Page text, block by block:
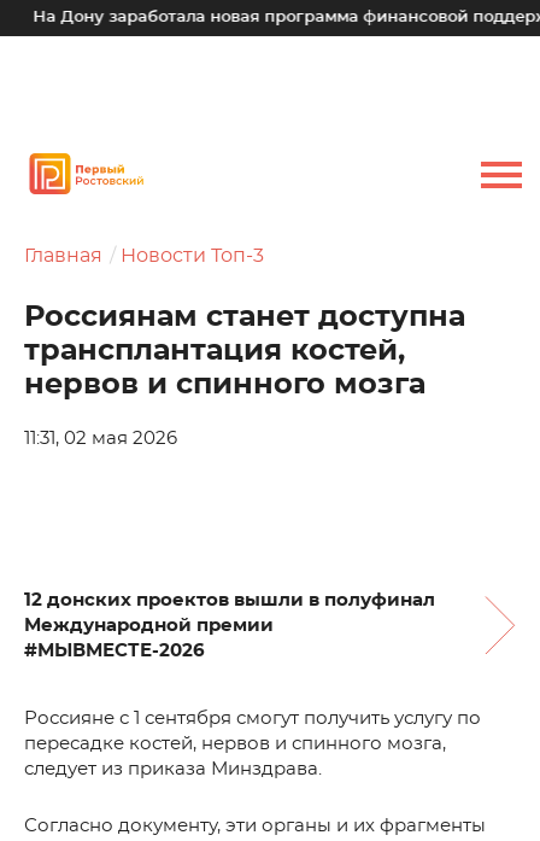
На Дону заработала новая программа финансовой
Главная Новости Топ-3
Россиянам станет доступна
трансплантация костей,
нервов и спинного мозга
11:31, 02 мая 2026
12 донских проектов вышли в полуфинал
Международной премии
#МЫВМЕСТЕ-2026
Россияне с 1 сентября смогут получить услугу по
пересадке костей, нервов и спинного мозга,
следует из приказа Минздрава.
Согласно документу, эти органы и их фрагменты